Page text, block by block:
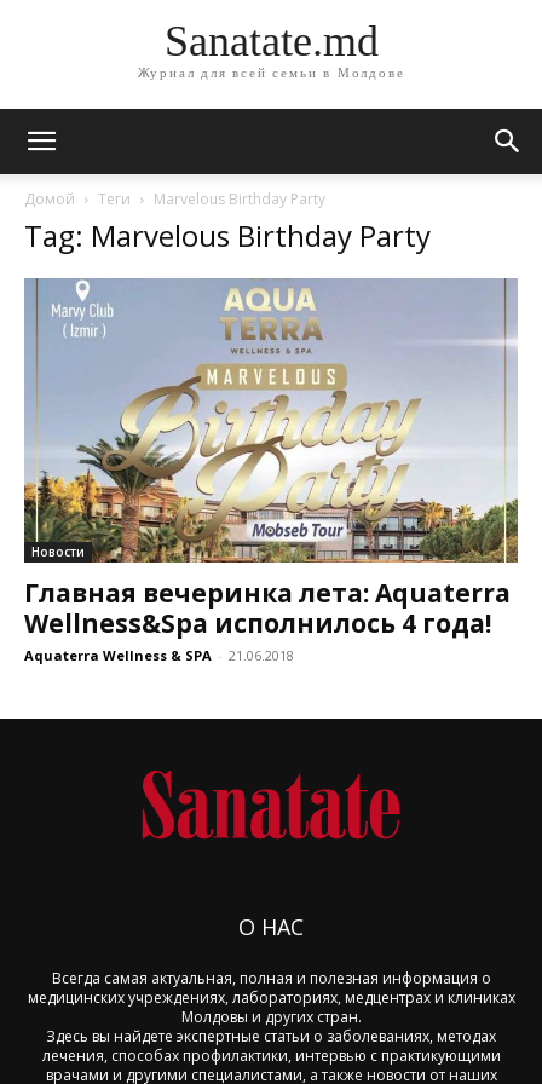
Sanatate.md
Журнал для всей семьи в Молдове
Домой Теги Marvelous Birthday Party
Tag: Marvelous Birthday Party
Новости
Главная вечеринка лета: Aquaterra
Wellness&Spa исполнилось 4 года!
Aquaterra Wellness & SPA - 21.06.2018
О НАС
Всегда самая актуальная, полная и полезная информация о
медицинских учреждениях, лабораториях, медцентрах и клиниках
Молдовы и других стран.
Здесь вы найдете экспертные статьи о заболеваниях, методах
лечения, способах профилактики, интервью с практикующими
врачами и другими специалистами, а также новости от наших